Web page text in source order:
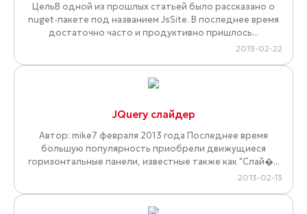
ЦельВ одной из прошлых статьей было рассказано о
nuget-пакете под названием JsSite. В последнее время
достаточно часто и продуктивно пришлось...
2013-02-22
JQuery слайдер
Автор: mike7 февраля 2013 года Последнее время
большую популярность приобрели движущиеся
горизонтальные панели, известные также как "Слай�...
2013-02-13